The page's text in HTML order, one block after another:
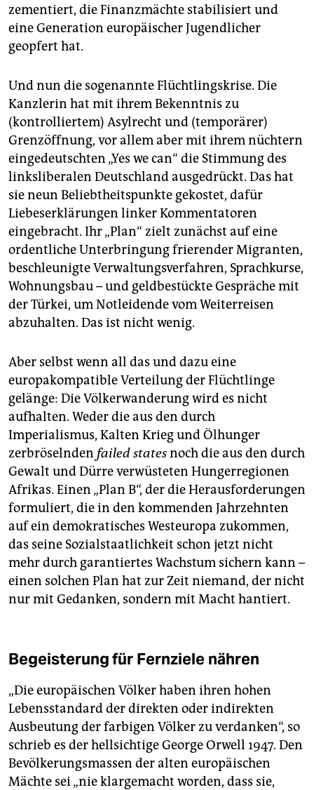
zementiert, die Finanzmächte stabilisiert und
eine Generation europäischer Jugendlicher
geopfert hat.
Und nun die sogenannte Flüchtlingskrise. Die
Kanzlerin hat mit ihrem Bekenntnis zu
(kontrolliertem) Asylrecht und (temporärer)
Grenzöffnung, vor allem aber mit ihrem nüchtern
eingedeutschten „Yes we can“ die Stimmung des
linksliberalen Deutschland ausgedrückt. Das hat
sie neun Beliebtheitspunkte gekostet, dafür
Liebeserklärungen linker Kommentatoren
eingebracht. Ihr „Plan“ zielt zunächst auf eine
ordentliche Unterbringung frierender Migranten,
beschleunigte Verwaltungsverfahren, Sprachkurse,
Wohnungsbau – und geldbestückte Gespräche mit
der Türkei, um Notleidende vom Weiterreisen
abzuhalten. Das ist nicht wenig.
Aber selbst wenn all das und dazu eine
europakompatible Verteilung der Flüchtlinge
gelänge: Die Völkerwanderung wird es nicht
aufhalten. Weder die aus den durch
Imperialismus, Kalten Krieg und Ölhunger
zerbröselnden failed statesnoch die aus den durch
Gewalt und Dürre verwüsteten Hungerregionen
Afrikas. Einen „Plan B“, der die Herausforderungen
formuliert, die in den kommenden Jahrzehnten
auf ein demokratisches Westeuropa zukommen,
das seine Sozialstaatlichkeit schon jetzt nicht
mehr durch garantiertes Wachstum sichern kann –
einen solchen Plan hat zur Zeit niemand, der nicht
nur mit Gedanken, sondern mit Macht hantiert.
Begeisterung für Fernziele nähren
„Die europäischen Völker haben ihren hohen
Lebensstandard der direkten oder indirekten
Ausbeutung der farbigen Völker zu verdanken“, so
schrieb es der hellsichtige George Orwell 1947. Den
Bevölkerungsmassen der alten europäischen
Mächte sei „nie klargemacht worden, dass sie,